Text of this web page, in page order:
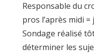
Responsable du
pros l’après midi
Sondage réalisé
déterminer les